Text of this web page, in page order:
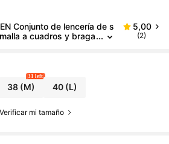
Conjunto de lencería de s
a cuadros y braga
5,00
(2)
38(M)
31 left
40(L)
Verificar mi tamaño